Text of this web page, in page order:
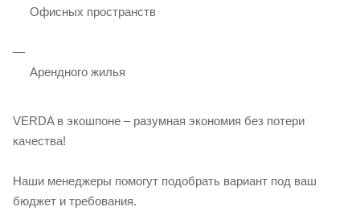
Офисных пространств
Арендного жилья
VERDA в экошпоне – разумная экономия без потери
качества!
Наши менеджеры помогут подобрать вариант под ваш
бюджет и требования.